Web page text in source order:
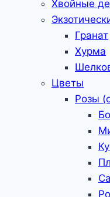
Хвойные
Гранат
Хурма
Цветы
Розы